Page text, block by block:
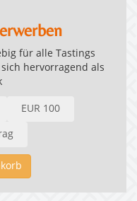
für alle Tastings
hervorragend als
EUR 100